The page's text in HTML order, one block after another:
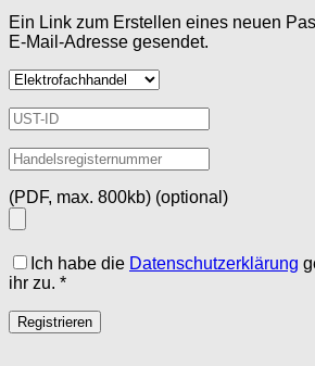
Ein Link zum Erstellen eines neuen
E-Mail-Adresse gesendet.
(PDF, max. 800kb) (optional)
Ich habe die Datenschutzerklärung
ihr zu. *
Registrieren